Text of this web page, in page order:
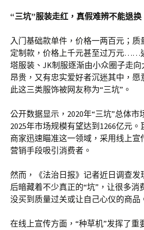
“三坑”服装走红，真假难辨不能退换
入门基础款单件，价格一两百元；质
定制款，价格上千元甚至过万元……
塔服装、JK制服逐渐由小众圈子走
昂贵，又有忠实爱好者沉迷其中，愿
此这三类服饰被网友称为“三坑”。
公开数据显示，2020年“三坑”总体市
2025年市场规模有望达到1266亿元
商家迅速瞄准这一领域，采用线上宣
营销手段吸引消费者。
然而，《法治日报》记者近日调查发
后暗藏着不少真正的“坑”，让很多消
没买到质量过关或让自己心仪的商品
在线上宣传方面，“种草机”发挥了重